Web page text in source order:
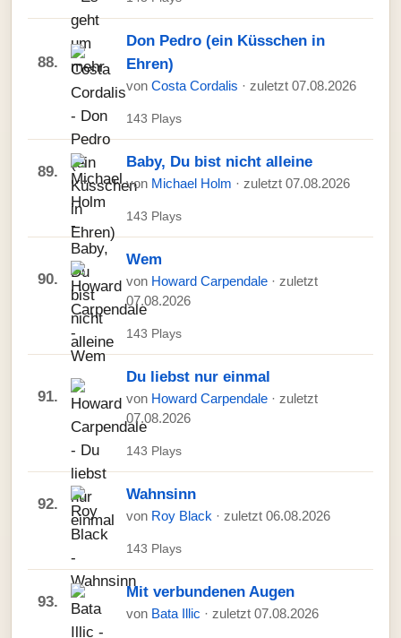
88.
Don Pedro (ein Küsschen in
Ehren)
von Costa Cordalis · zuletzt 07.08.2026
143 Plays
89.
Baby, Du bist nicht alleine
von Michael Holm · zuletzt 07.08.2026
143 Plays
90.
Wem
von Howard Carpendale · zuletzt
07.08.2026
143 Plays
91.
Du liebst nur einmal
von Howard Carpendale · zuletzt
07.08.2026
143 Plays
92.
Wahnsinn
von Roy Black · zuletzt 06.08.2026
143 Plays
93.
Mit verbundenen Augen
von Bata Illic · zuletzt 07.08.2026